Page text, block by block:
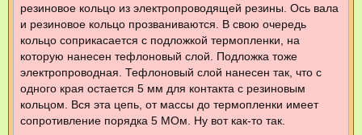
резиновое кольцо из электропроводящей резины. Ось вала
и резиновое кольцо прозваниваются. В свою очередь
кольцо соприкасается с подложкой термопленки, на
которую нанесен тефлоновый слой. Подложка тоже
электропроводная. Тефлоновый слой нанесен так, что с
одного края остается 5 мм для контакта с резиновым
кольцом. Вся эта цепь, от массы до термопленки имеет
сопротивление порядка 5 МОм. Ну вот как-то так.